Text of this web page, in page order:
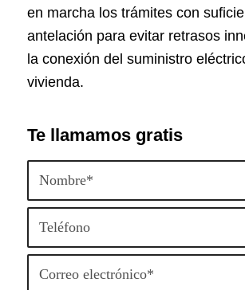
en marcha los trámites con
antelación para evitar retrasos
la conexión del suministro
vivienda.
Te llamamos gratis